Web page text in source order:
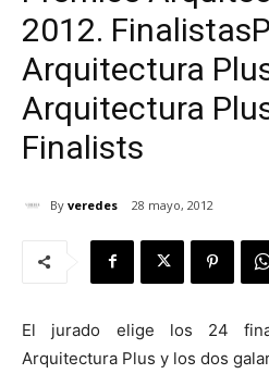
2012. Finalistas
Arquitectura
Arquitectura
Finalists
By veredes 28 mayo, 2012
El jurado elige los 24
Arquitectura Plus y los dos